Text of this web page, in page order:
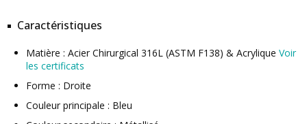
Caractéristiques
Matière : Acier Chirurgical 316L (ASTM F138) & Acrylique Voir
les certificats
Forme : Droite
Couleur principale : Bleu